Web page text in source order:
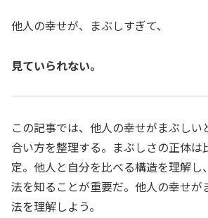
他人の幸せが、まぶしすぎて、
見ていられない。
この記事では、他人の幸せがまぶしい
合い方を整理する。まぶしさの正体は
定。他人と自分を比べる構造を理解し
法を知ることが重要だ。他人の幸せが
法を理解しよう。